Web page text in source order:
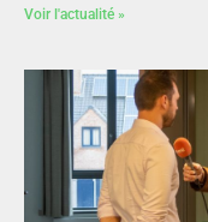
Voir l'actualité »